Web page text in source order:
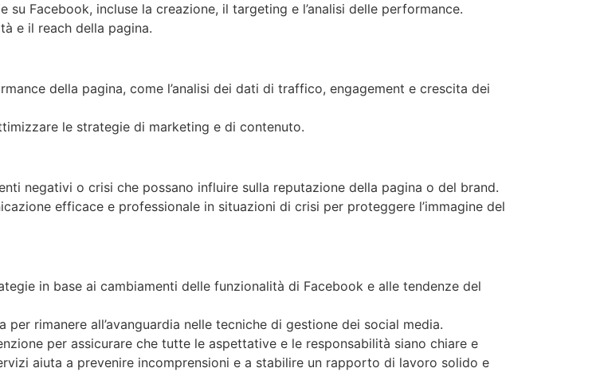
su Facebook, incluse la creazione, il targeting e l’analisi delle performance.
e il reach della pagina.
della pagina, come l’analisi dei dati di traffico, engagement e crescita dei
le strategie di marketing e di contenuto.
negativi o crisi che possano influire sulla reputazione della pagina o del brand.
efficace e professionale in situazioni di crisi per proteggere l’immagine del
in base ai cambiamenti delle funzionalità di Facebook e alle tendenze del
rimanere all’avanguardia nelle tecniche di gestione dei social media.
per assicurare che tutte le aspettative e le responsabilità siano chiare e
aiuta a prevenire incomprensioni e a stabilire un rapporto di lavoro solido e